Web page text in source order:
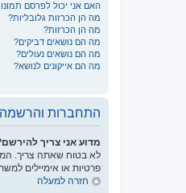
האם אני יכול לפרסם
מה הן הכרזות גלובליות?
מה הן הכרזות?
מה הם נושאים דביקים?
מה הם נושאים נעולים?
מה הם אייקונים לנושא?
התחברות
מדוע אני צריך
לא בטוח שאתה צריך.
פרטיות או אימיילים
חזרה למעלה